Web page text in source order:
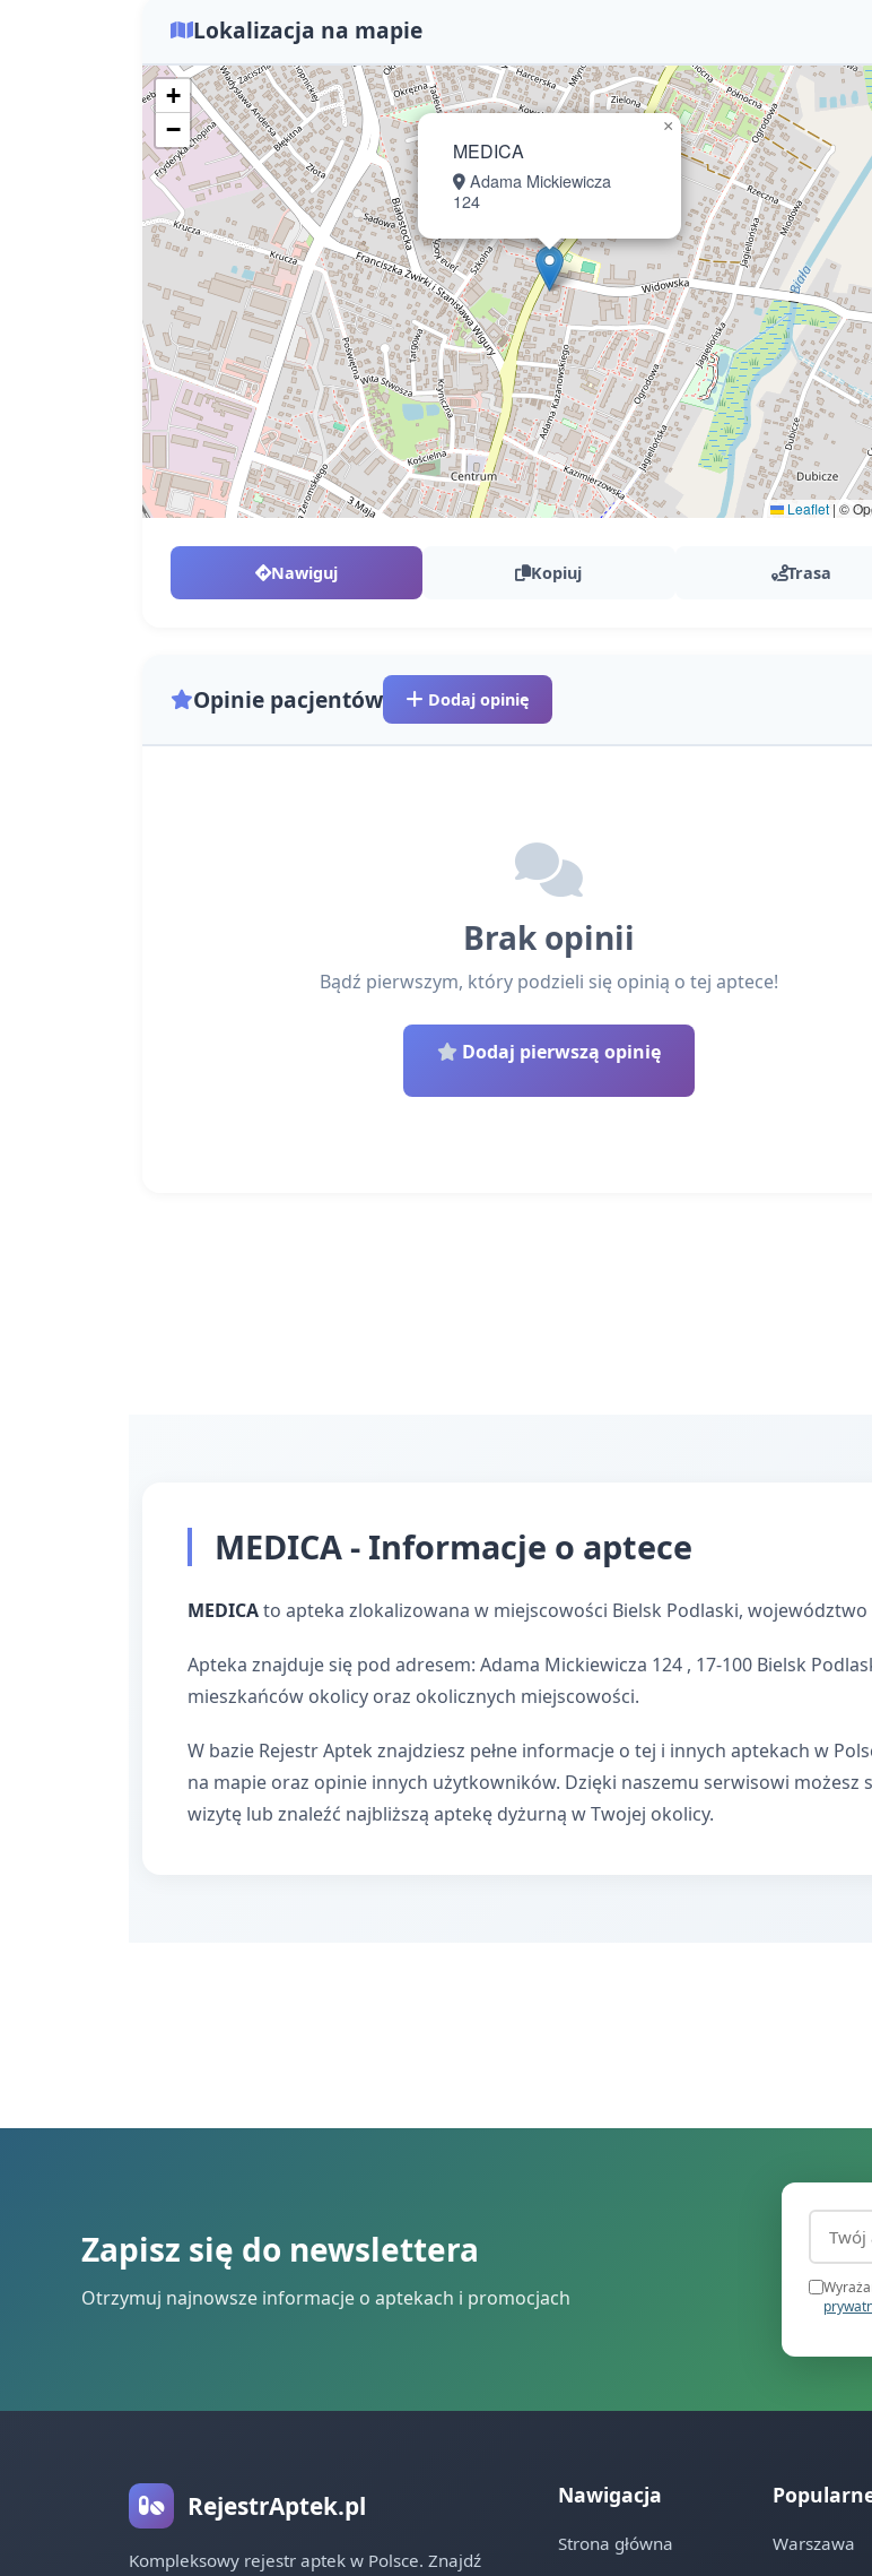
Lokalizacja na mapie
MEDICA
Adama Mickiewicza
124
×
+
−
Leaflet | ©
Nawiguj Kopiuj Trasa
Opinie pacjentów Dodaj opinię
Brak opinii
Bądź pierwszym, który podzieli się opinią o tej aptece!
Dodaj pierwszą opinię
MEDICA - Informacje o aptece
MEDICAto apteka zlokalizowana w miejscowości Bielsk Podlaski, województwo
Apteka znajduje się pod adresem: Adama Mickiewicza 124 , 17-100 Bielsk
mieszkańców okolicy oraz okolicznych miejscowości.
W bazie Rejestr Aptek znajdziesz pełne informacje o tej i innych aptekach w
na mapie oraz opinie innych użytkowników. Dzięki naszemu serwisowi
wizytę lub znaleźć najbliższą aptekę dyżurną w Twojej okolicy.
Zapisz się do newslettera
Otrzymuj najnowsze informacje o aptekach i promocjach
Adres
RejestrAptek.pl
Kompleksowy rejestr aptek w Polsce. Znajdź
Nawigacja
Strona główna
Warszawa